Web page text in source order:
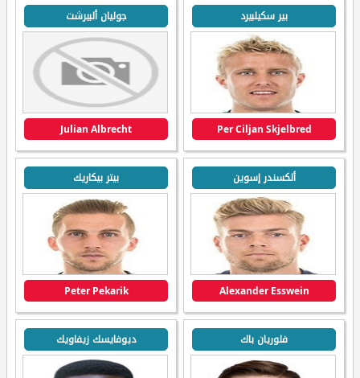
بير سكيلبيرد
Per Ciljan Skjelbred
جوليان ألبيرشت
Julian Albrecht
ألكسندر إسوين
Alexander Esswein
بيتر بيكاريك
Peter Pekarik
فلوريان باك ديوفايسك زيفاويك